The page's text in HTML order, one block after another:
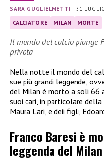
SARA GUGLIELMETTI |31
CALCIATORE MILAN MORTE
Il mondo del calcio piange
privata
Nella notte il mondo del
sue più grandi leggende,
del Milan è morto a soli 66
suoi cari, in particolare
Maura Lari, e deii figli,
Franco Baresi è
leggenda del